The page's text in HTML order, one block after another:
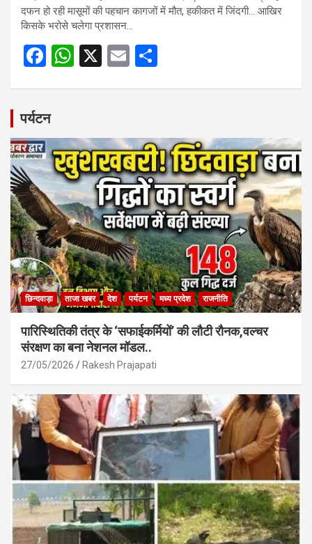
दफन हो रही मासूमों की पहचान कागजों में मौत, हकीकत में जिंदगी… आखिर
किसके भरोसे चलेगा प्रशासन…
F
b
o
o
k
W
A
p
p
X
E
पर्यटन
छिन्दवाड़ा ताजा खबर देश पर्यटन मध्य प्रदेश राजनीति
पारिस्थितिकी तंत्र के ‘सफाईकर्मियों’ की लौटी रौनक,वल्चर
संरक्षण का बना नेशनल मॉडल..
27/05/2026 Rakesh Prajapati